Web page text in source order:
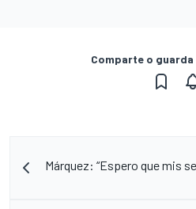
Comparte o
Márquez: “Espero que mis